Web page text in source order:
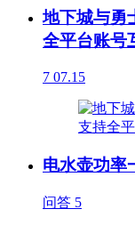
地下城与勇
全平台账号
7 07.15
电水壶功率
问答 5